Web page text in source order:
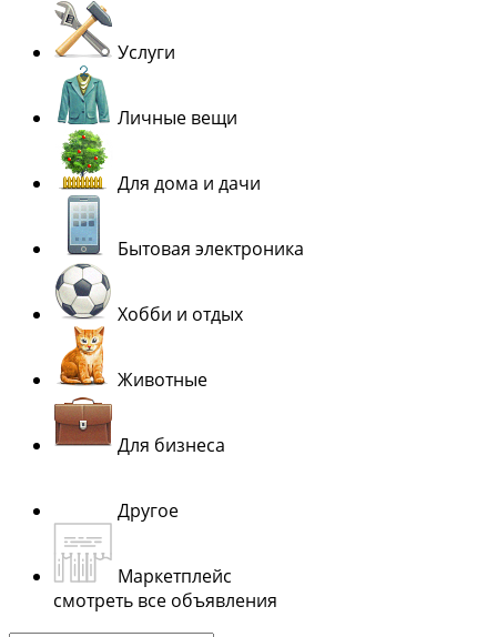
Услуги
Личные вещи
Для дома и дачи
Бытовая электроника
Хобби и отдых
Животные
Для бизнеса
Другое
Маркетплейс
смотреть все объявления